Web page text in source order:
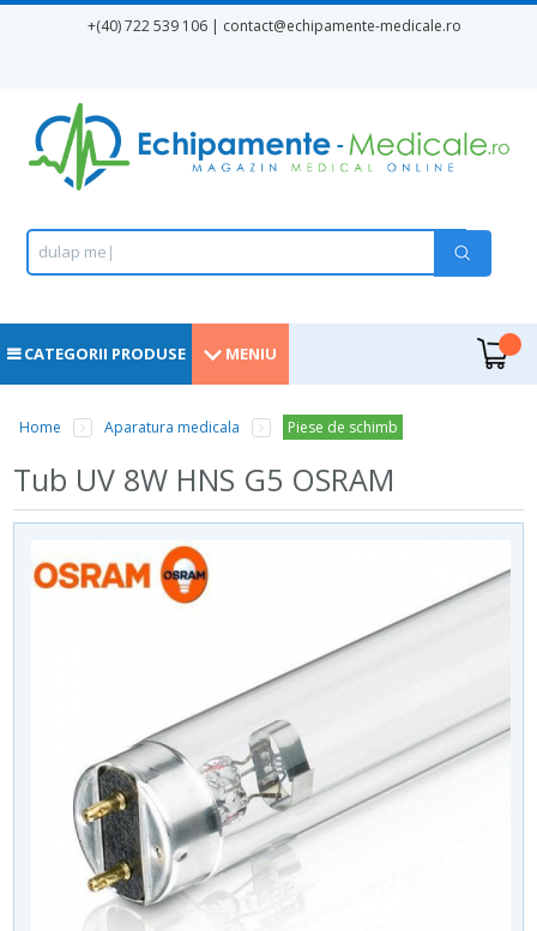
+(40) 722 539 106 | contact@echipamente-medicale.ro
Formular de căutare
Căutare
.dulap me d
MENIU
CATEGORII PRODUSE
Home Aparatura medicala Piese de schimb
Tub UV 8W HNS G5 OSRAM